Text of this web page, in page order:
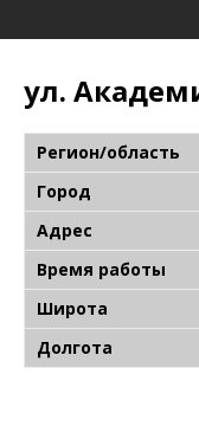
ул.
Регион/область
Город
Адрес
Время работы
Широта
Долгота